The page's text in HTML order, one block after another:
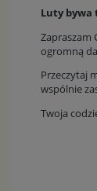
Luty bywa
Zapraszam
ogromną
Przeczytaj
wspólnie
Twoja